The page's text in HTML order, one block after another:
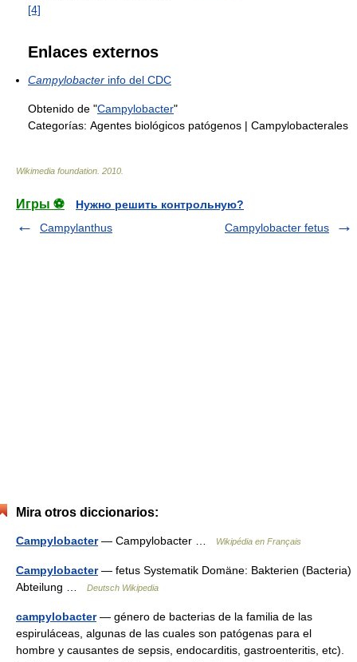
[4]
Enlaces externos
Campylobacter info del CDC
Obtenido de "Campylobacter"
Categorías: Agentes biológicos patógenos | Campylobacterales
Wikimedia foundation 2010
Игры ⚽
Нужно решить контрольную?
Campylanthus
Campylobacter fetus
Mira otros diccionarios:
Campylobacter— Campylobacter … Wikipédia en Français
Campylobacter— fetus Systematik Domäne: Bakterien (Bacteria)
Abteilung …
Deutsch Wikipedia
campylobacter— género de bacterias de la familia de las
espiruláceas, algunas de las cuales son patógenas para el
hombre y causantes de sepsis, endocarditis, gastroenteritis, etc).